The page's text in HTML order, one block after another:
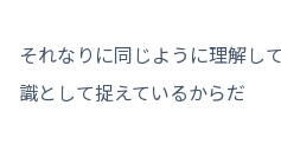
それなりに同じように理解
識として捉えているからだ